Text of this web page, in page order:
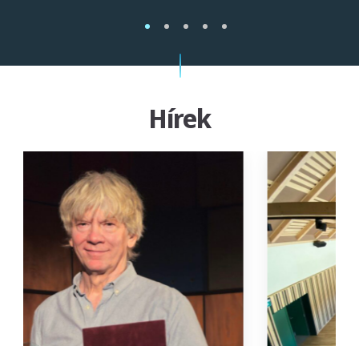
1 2 3 4 5
Hírek